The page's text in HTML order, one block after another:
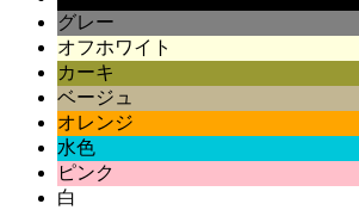
グレー
オフホワイト
カーキ
ベージュ
オレンジ
水色
ピンク
白